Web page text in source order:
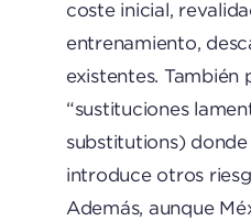
coste inicial,
entrenamiento,
existentes. También
“sustituciones
substitutions)
introduce otros
Además, aunque